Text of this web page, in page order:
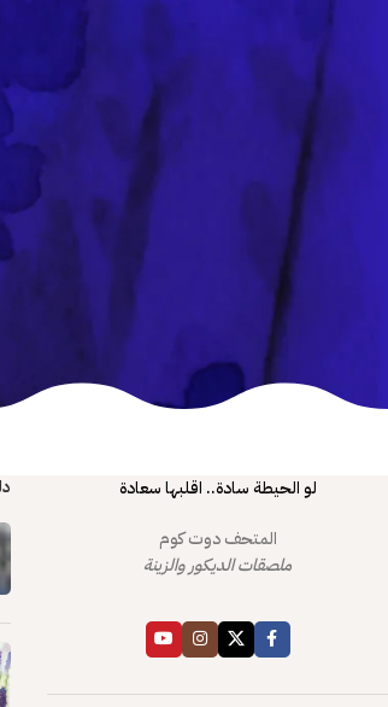
لو الحيطة سادة.. اقلبها سعادة
المتحف دوت كوم
ملصقات الديكور والزينة